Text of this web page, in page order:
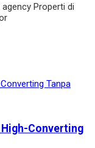
Properti di
Converting